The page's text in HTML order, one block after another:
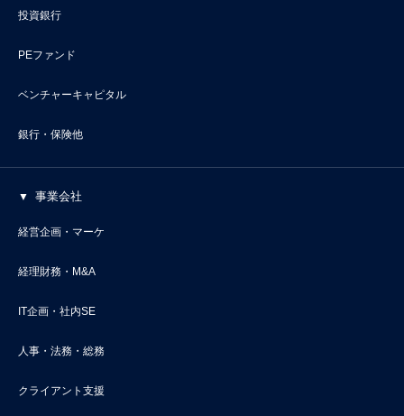
投資銀行
PEファンド
ベンチャーキャピタル
銀行・保険他
事業会社
経営企画・マーケ
経理財務・M&A
IT企画・社内SE
人事・法務・総務
クライアント支援